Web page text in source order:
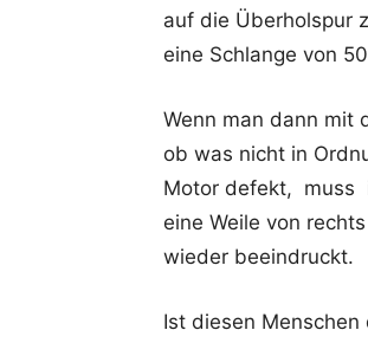
auf die Überholspur
eine Schlange von
Wenn man dann mit
ob was nicht in
Motor defekt, muss
eine Weile von
wieder beeindruckt.
Ist diesen